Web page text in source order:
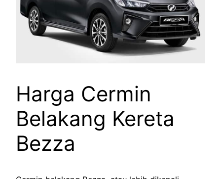
Harga Cermin
Belakang Kereta
Bezza